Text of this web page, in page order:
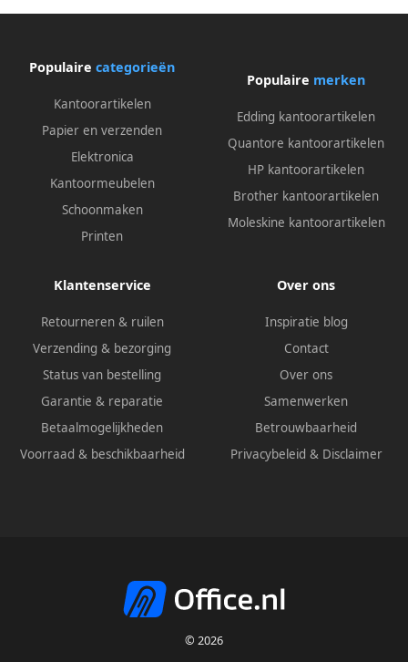
Populaire categorieën
Kantoorartikelen
Papier en verzenden
Elektronica
Kantoormeubelen
Schoonmaken
Printen
Populaire merken
Edding kantoorartikelen
Quantore kantoorartikelen
HP kantoorartikelen
Brother kantoorartikelen
Moleskine kantoorartikelen
Klantenservice
Retourneren & ruilen
Verzending & bezorging
Status van bestelling
Garantie & reparatie
Betaalmogelijkheden
Voorraad & beschikbaarheid
Over ons
Inspiratie blog
Contact
Over ons
Samenwerken
Betrouwbaarheid
Privacybeleid & Disclaimer
© 2026